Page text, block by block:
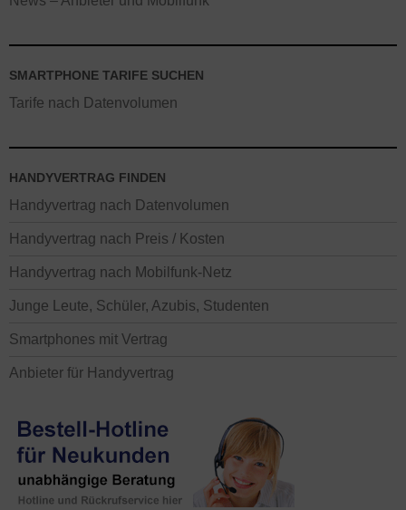
SMARTPHONE TARIFE SUCHEN
Tarife nach Datenvolumen
HANDYVERTRAG FINDEN
Handyvertrag nach Datenvolumen
Handyvertrag nach Preis / Kosten
Handyvertrag nach Mobilfunk-Netz
Junge Leute, Schüler, Azubis, Studenten
Smartphones mit Vertrag
Anbieter für Handyvertrag